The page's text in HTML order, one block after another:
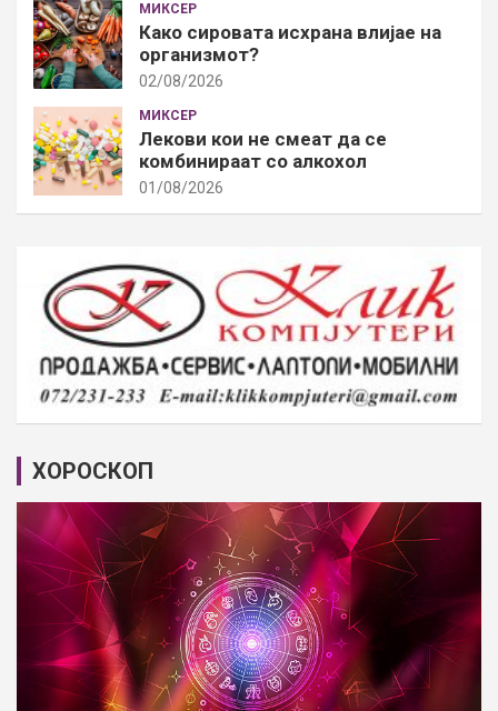
МИКСЕР
Како сировата исхрана влијае на
организмот?
02/08/2026
МИКСЕР
Лекови кои не смеат да се
комбинираат со алкохол
01/08/2026
ХОРОСКОП